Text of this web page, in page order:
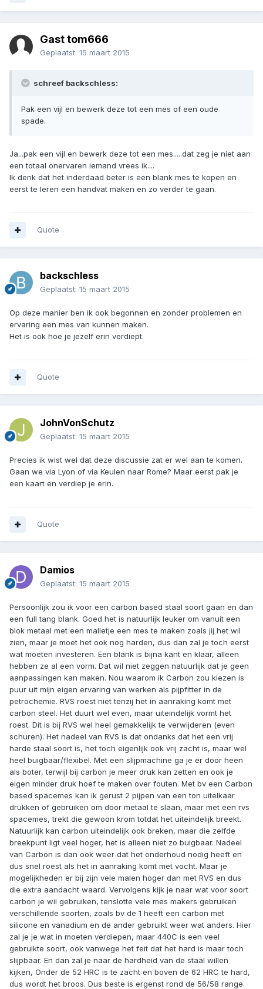
Gast tom666
Geplaatst: 15 maart 2015
schreef backschless:
Pak een vijl en bewerk deze tot een mes of een oude
spade.
Ja...pak een vijl en bewerk deze tot een mes.....dat zeg je niet aan
een totaal onervaren iemand vrees ik....
Ik denk dat het inderdaad beter is een blank mes te kopen en
eerst te leren een handvat maken en zo verder te gaan.
Quote
backschless
Geplaatst: 15 maart 2015
Op deze manier ben ik ook begonnen en zonder problemen en
ervaring een mes van kunnen maken.
Het is ook hoe je jezelf erin verdiept.
Quote
JohnVonSchutz
Geplaatst: 15 maart 2015
Precies ik wist wel dat deze discussie zat er wel aan te komen.
Gaan we via Lyon of via Keulen naar Rome? Maar eerst pak je
een kaart en verdiep je erin.
Quote
Damios
Geplaatst: 15 maart 2015
Persoonlijk zou ik voor een carbon based staal soort gaan en dan
een full tang blank. Goed het is natuurlijk leuker om vanuit een
blok metaal met een malletje een mes te maken zoals jij het wil
zien, maar je moet het ook nog harden, dus dan zal je toch eerst
wat moeten investeren. Een blank is bijna kant en klaar, alleen
hebben ze al een vorm. Dat wil niet zeggen natuurlijk dat je geen
aanpassingen kan maken. Nou waarom ik Carbon zou kiezen is
puur uit mijn eigen ervaring van werken als pijpfitter in de
petrochemie. RVS roest niet tenzij het in aanraking komt met
carbon steel. Het duurt wel even, maar uiteindelijk vormt het
roest. Dit is bij RVS wel heel gemakkelijk te verwijderen (even
schuren). Het nadeel van RVS is dat ondanks dat het een vrij
harde staal soort is, het toch eigenlijk ook vrij zacht is, maar wel
heel buigbaar/flexibel. Met een slijpmachine ga je er door heen
als boter, terwijl bij carbon je meer druk kan zetten en ook je
eigen minder druk hoef te maken over fouten. Met bv een Carbon
based spacemes kan ik gerust 2 pijpen van een ton uitelkaar
drukken of gebruiken om door metaal te slaan, maar met een rvs
spacemes, trekt die gewoon krom totdat het uiteindelijk breekt.
Natuurlijk kan carbon uiteindelijk ook breken, maar die zelfde
breekpunt ligt veel hoger, het is alleen niet zo buigbaar. Nadeel
van Carbon is dan ook weer dat het onderhoud nodig heeft en
dus snel roest als het in aanraking komt met vocht. Maar je
mogelijkheden er bij zijn vele malen hoger dan met RVS en dus
die extra aandacht waard. Vervolgens kijk je naar wat voor soort
carbon je wil gebruiken, tenslotte vele mes makers gebruiken
verschillende soorten, zoals bv de 1 heeft een carbon met
silicone en vanadium en de ander gebruikt weer wat anders. Hier
zal je je wat in moeten verdiepen, maar 440C is een veel
gebruikte soort, ook vanwege het feit dat het hard is maar toch
slijpbaar. En dan zal je naar de hardheid van de staal willen
kijken, Onder de 52 HRC is te zacht en boven de 62 HRC te hard,
dus wordt het broos. Dus beste is ergenst rond de 56/58 range.